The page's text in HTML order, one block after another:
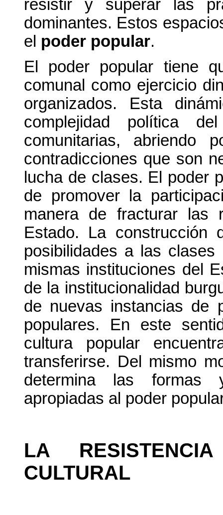
resistir y superar las
dominantes. Estos
el poder popular.
El poder popular tiene
comunal como ejercicio
organizados. Esta
complejidad política
comunitarias, abriendo
contradicciones que son
lucha de clases. El poder
de promover la
manera de fracturar las
Estado. La construcción
posibilidades a las
mismas instituciones del
de la institucionalidad
de nuevas instancias de
populares. En este
cultura popular
transferirse. Del mismo
determina las formas
apropiadas al poder
LA
CULTURAL